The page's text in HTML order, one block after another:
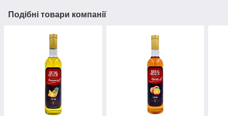
Подібні товари компанії